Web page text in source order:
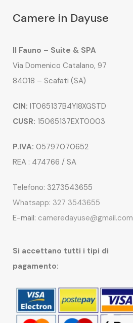
Camere in Dayuse
Il Fauno – Suite & SPA
Via Domenico Catalano, 97
84018 – Scafati (SA)
CIN: IT065137B4YI8XGSTD
CUSR: 15065137EXT0003
P.IVA: 05797070652
REA : 474766 / SA
Telefono: 3273543655
Whatsapp: 327 3543655
E-mail: cameredayuse@gmail.com
Si accettano tutti i tipi di
pagamento: